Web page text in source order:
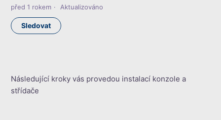
před 1 rokem Aktualizováno
Sledovat
Následující kroky vás provedou instalací konzole a
střídače